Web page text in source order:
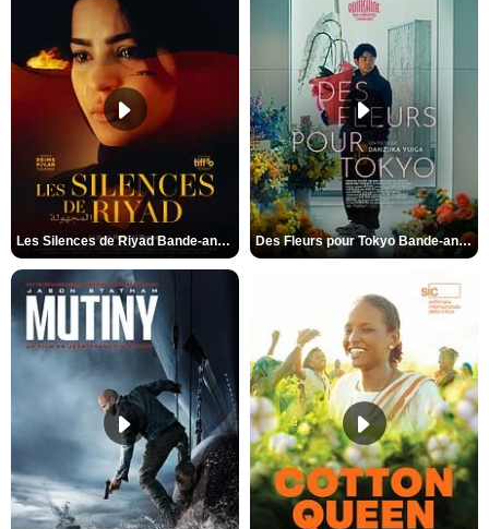
Les Silences de Riyad Bande-annonce VO STFR Des Fleurs pour Tokyo Bande-annonce VO STFR